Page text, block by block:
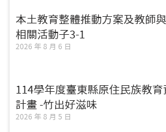
本土教育整體推動方案及教師
相關活動子3-1
2026 年 8 月 6 日
114學年度臺東縣原住民族教
計畫 -竹出好滋味
2026 年 8 月 5 日